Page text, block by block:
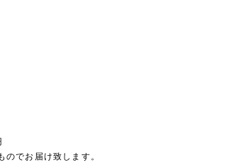
のでお届け致します。